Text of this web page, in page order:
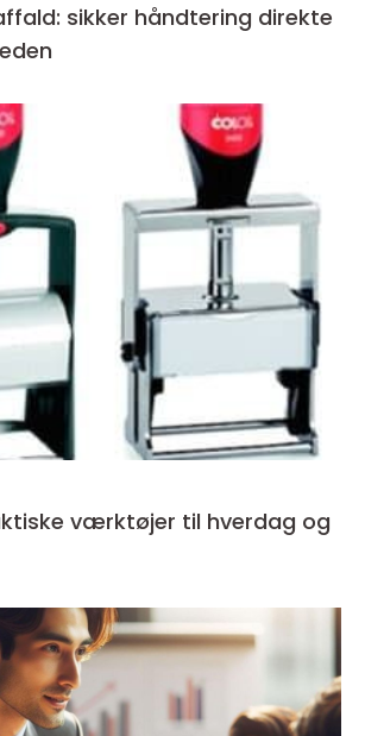
sikker håndtering direkte
værktøjer til hverdag og